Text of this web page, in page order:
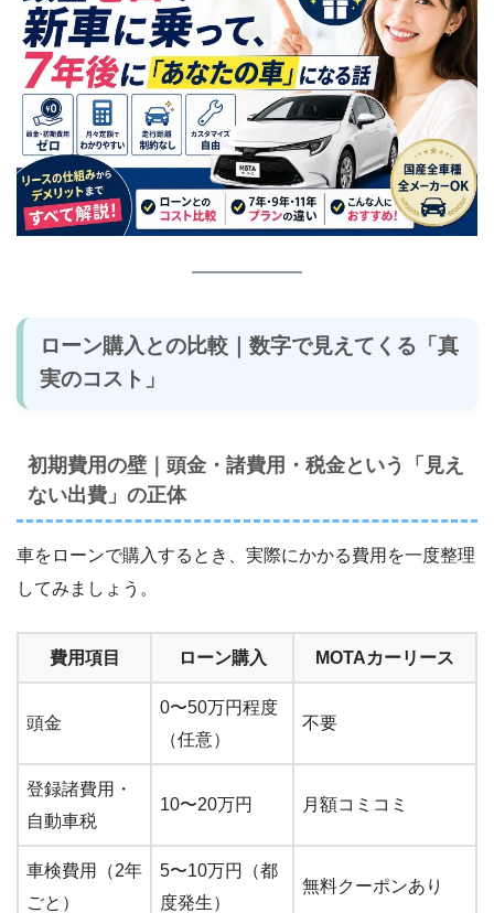
ローン購入との比較｜数字で見えてくる「真
実のコスト」
初期費用の壁｜頭金・諸費用・税金という「見え
ない出費」の正体
車をローンで購入するとき、実際にかかる費用を一度整理
してみましょう。
費用項目 ローン購入 MOTAカーリース
頭金
0〜50万円程度
（任意）
不要
登録諸費用・
自動車税
10〜20万円 月額コミコミ
車検費用（2年
ごと）
5〜10万円（都
度発生）
無料クーポンあり